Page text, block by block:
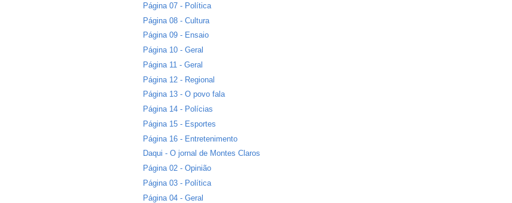
Página 07 - Política
Página 08 - Cultura
Página 09 - Ensaio
Página 10 - Geral
Página 11 - Geral
Página 12 - Regional
Página 13 - O povo fala
Página 14 - Polícias
Página 15 - Esportes
Página 16 - Entretenimento
Daqui - O jornal de Montes Claros
Página 02 - Opinião
Página 03 - Política
Página 04 - Geral